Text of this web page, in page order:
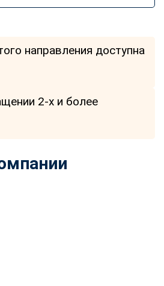
направления доступна
2-х и более
любой удобный мессенджер!
WhatsApp